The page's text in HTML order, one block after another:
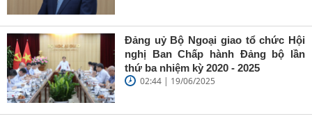
Đảng uỷ Bộ Ngoại giao tổ chức Hội
nghị Ban Chấp hành Đảng bộ lần
thứ ba nhiệm kỳ 2020 - 2025
02:44 | 19/06/2025